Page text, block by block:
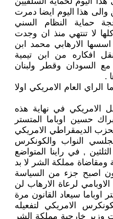
والى هذا اليوم ايضا دمرت
حماية النظام السني
لا تنتهي منذ ان وجدت
الارهابي محمد ابن
افكاره من ابن تيمية
مع السودان وقطر ولبنان
.
الراي العام الامريكي اولا
الامريكي في نهاية هذه
البراك حسين اوباما المتستر
الديمقراطي الامريكي
النواب والكونكرس
, في راينا المتواضع
ومقاضاة مملكة الشر لا بد
اصبح جزء من السياسة
لرعاة الارهاب لن
سيعاد القانون مرة
الامريكي لتفعيله
وزير خارجية مملكة الشر